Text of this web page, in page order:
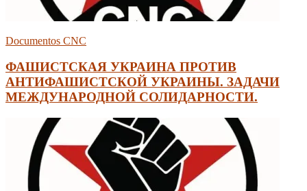
Documentos CNC
ФАШИСТСКАЯ УКРАИНА ПРОТИВ
АНТИФАШИСТСКОЙ УКРАИНЫ. ЗАДАЧИ
МЕЖДУНАРОДНОЙ СОЛИДАРНОСТИ.